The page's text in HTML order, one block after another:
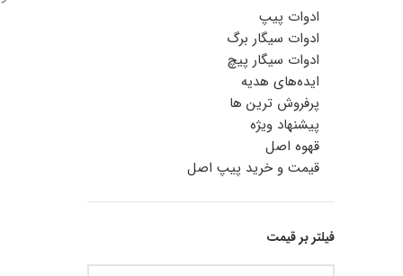
ادوات پیپ
ادوات سیگار برگ
ادوات سیگار پیچ
ایده‌های هدیه
پرفروش ترین ها
پیشنهاد ویژه
قهوه اصل
قیمت و خرید پیپ اصل
فیلتر بر قیمت